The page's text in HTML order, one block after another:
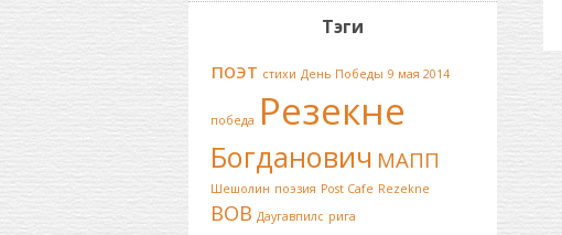
Тэги
поэт стихи День Победы 9 мая 2014
победа Резекне
Богданович МАПП
Шешолин поэзия Post Cafe Rezekne
ВОВ Даугавпилс рига